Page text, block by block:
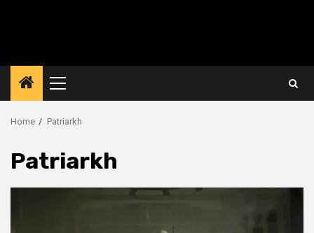
Primary
Menu
Home Patriarkh
Patriarkh